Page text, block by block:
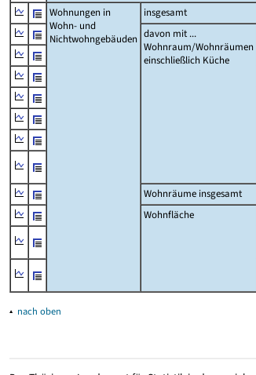
Wohnungen in
Wohn- und
Nichtwohngebäuden
insgesamt
davon mit ...
Wohnraum/Wohnräumen
einschließlich Küche
Wohnräume insgesamt
Wohnfläche
▴ nach oben